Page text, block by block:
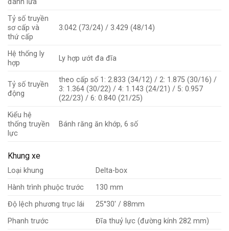
Tỷ số truyền
sơ cấp và
thứ cấp
3.042 (73/24) / 3.429 (48/14)
Hệ thống ly
hợp
Ly hợp ướt đa đĩa
Tỷ số truyền
động
theo cấp số 1: 2.833 (34/12) / 2: 1.875 (30/16) /
3: 1.364 (30/22) / 4: 1.143 (24/21) / 5: 0.957
(22/23) / 6: 0.840 (21/25)
Kiểu hệ
thống truyền
lực
Bánh răng ăn khớp, 6 số
Khung xe
Loại khung Delta-box
Hành trình phuộc trước 130 mm
Độ lệch phương trục lái 25°30′ / 88mm
Phanh trước Đĩa thuỷ lực (đường kính 282 mm)